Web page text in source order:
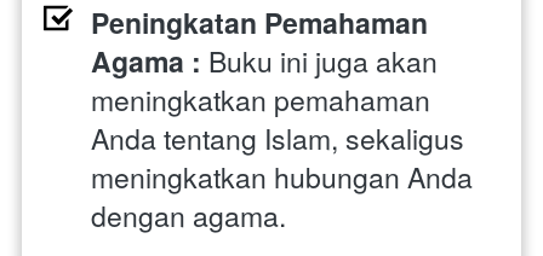
Peningkatan Pemahaman
Agama : Buku ini juga akan
meningkatkan pemahaman
Anda tentang Islam, sekaligus
meningkatkan hubungan Anda
dengan agama.